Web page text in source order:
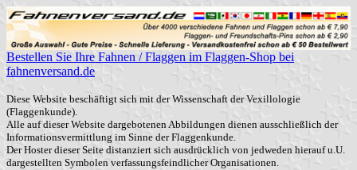
Bestellen Sie Ihre Fahnen / Flaggen im Flaggen-Shop bei
fahnenversand.de
Diese Website beschäftigt sich mit der Wissenschaft der Vexillologie
(Flaggenkunde).
Alle auf dieser Website dargebotenen Abbildungen dienen ausschließlich der
Informationsvermittlung im Sinne der Flaggenkunde.
Der Hoster dieser Seite distanziert sich ausdrücklich von jedweden hierauf u.U.
dargestellten Symbolen verfassungsfeindlicher Organisationen.